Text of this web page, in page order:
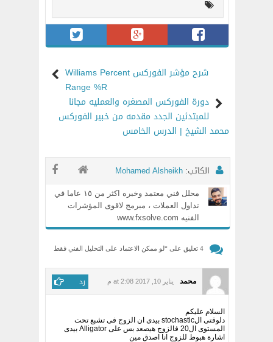
شرح مؤشر الفوركس Williams Percent
Range %R
دورة الفوركس المصغره والعمليه مجانا
للمبتدئين الجدد مقدمه من خبير الفوركس
محمد الشيخ | الدرس الخامس
الكاتب: Mohamed Alsheikh
محلل فني معتمد وخبره اكثر من ١٥ عاما في
تداول العملات ، مبرمج لاقوى المؤشرات
الفنيه www.fxsolve.com
4 تعليق على “ لو ممكن الاعتماد على التحليل الفني فقط
طب ليه اليورو دولار هبط من 1.40 في 2014
محمد يناير 10, 2017 at 2:08 م رد
السلام عليكم
دلوقتى الstochastic بيدى ان الزوج فى تشبع تحت
المستوى ال20 فالزوج هيصعد بس على Alligator بيدى
اشارة هبوط للزوج انا اصدق مين